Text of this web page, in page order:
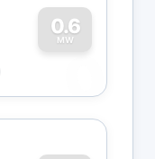
0.6
MW
0